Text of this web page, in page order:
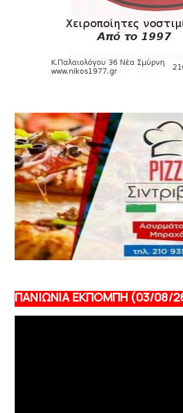
SLIDE
Κύπελλο: Την Τετάρτη 19
Βόλου - Πανιώνιος
HEADLINES
KARA TALKS
«Kara Talks» LIVE: Παρασκευή
August 06, 2026
ΠΑΝΙΩΝΙΑ ΕΚΠΟΜΠΗ (03/08/